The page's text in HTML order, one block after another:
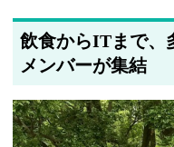
飲食からITまで、
メンバーが集結